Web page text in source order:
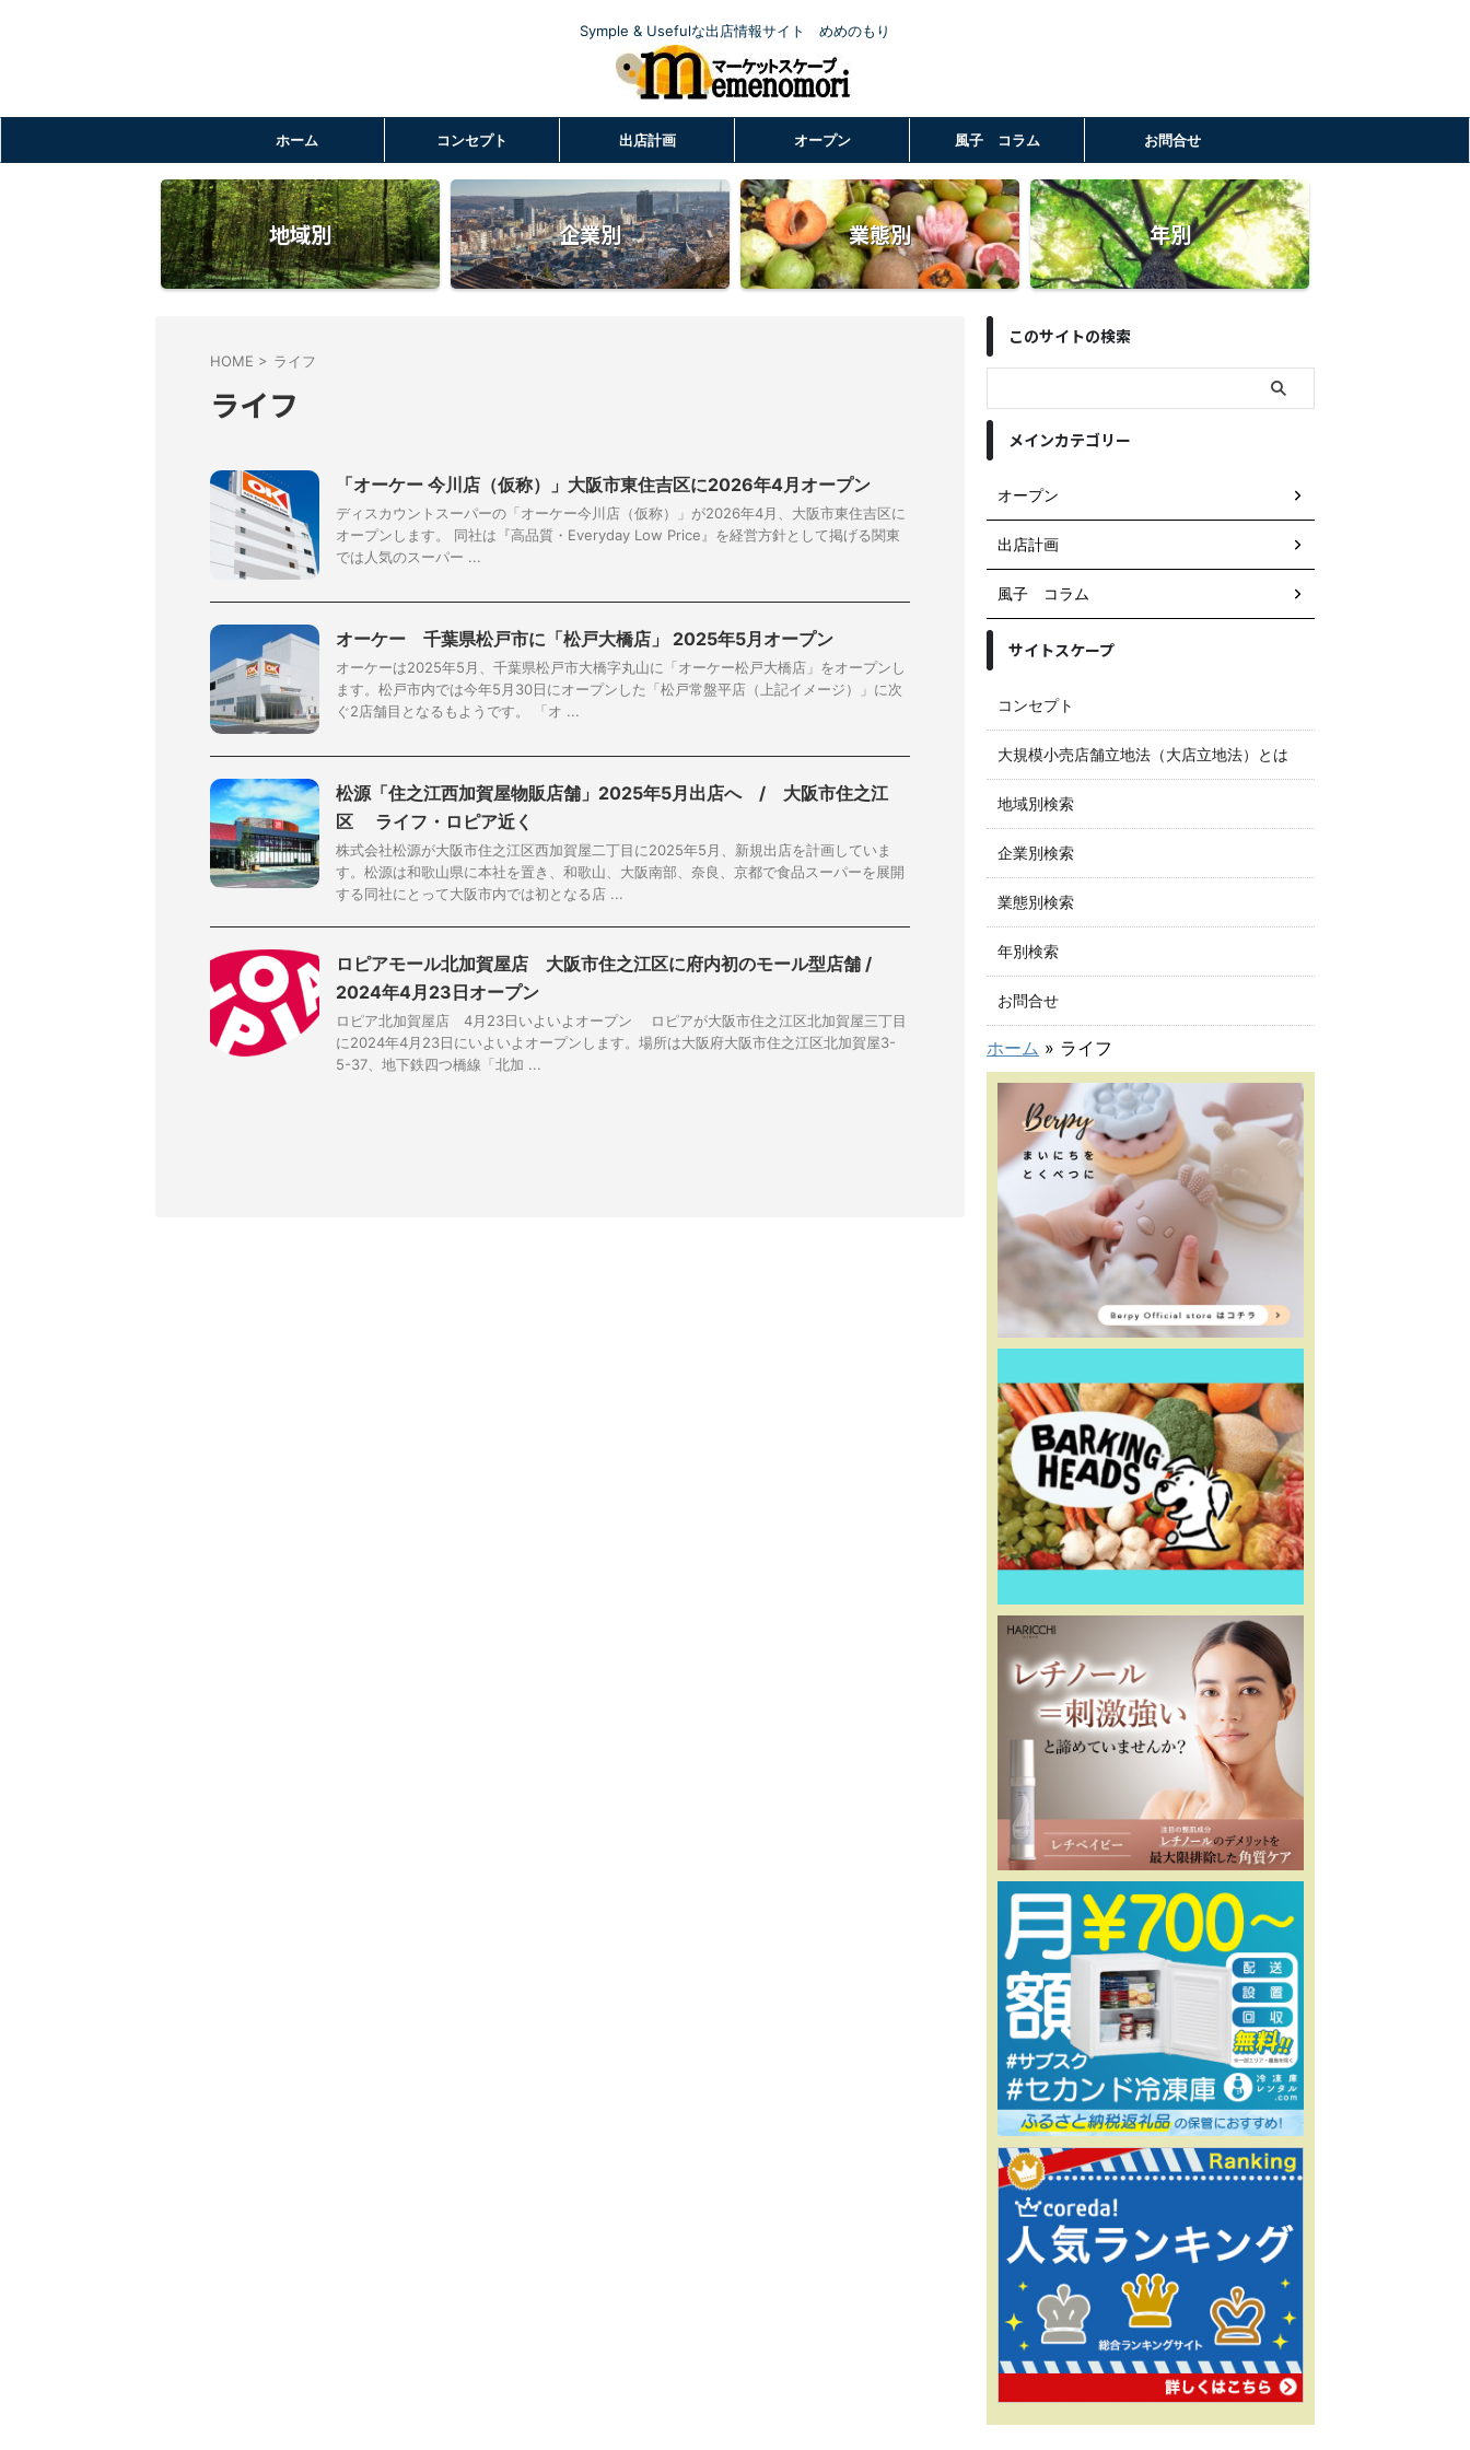
Symple & Usefulな出店情報サイト めめのもり
ホーム コンセプト 出店計画 オープン 風子 コラム お問合せ
地域別 企業別 業態別 年別
HOME > ライフ
ライフ
「オーケー 今川店（仮称）」大阪市東住吉区に2026年4月オープン
ディスカウントスーパーの「オーケー今川店（仮称）」が2026年4月、大阪市東住吉区に
オープンします。 同社は『高品質・Everyday Low Price』を経営方針として掲げる関東
では人気のスーパー ...
オーケー 千葉県松戸市に「松戸大橋店」 2025年5月オープン
オーケーは2025年5月、千葉県松戸市大橋字丸山に「オーケー松戸大橋店」をオープンし
ます。松戸市内では今年5月30日にオープンした「松戸常盤平店（上記イメージ）」に次
ぐ2店舗目となるもようです。 「オ ...
松源「住之江西加賀屋物販店舗」2025年5月出店へ / 大阪市住之江
区 ライフ・ロピア近く
株式会社松源が大阪市住之江区西加賀屋二丁目に2025年5月、新規出店を計画していま
す。松源は和歌山県に本社を置き、和歌山、大阪南部、奈良、京都で食品スーパーを展開
する同社にとって大阪市内では初となる店 ...
ロピアモール北加賀屋店 大阪市住之江区に府内初のモール型店舗 /
2024年4月23日オープン
ロピア北加賀屋店 4月23日いよいよオープン ロピアが大阪市住之江区北加賀屋三丁目
に2024年4月23日にいよいよオープンします。場所は大阪府大阪市住之江区北加賀屋3-
5-37、地下鉄四つ橋線「北加 ...
このサイトの検索
メインカテゴリー
オープン
出店計画
風子 コラム
サイトスケープ
コンセプト
大規模小売店舗立地法（大店立地法）とは
地域別検索
企業別検索
業態別検索
年別検索
お問合せ
ホーム » ライフ